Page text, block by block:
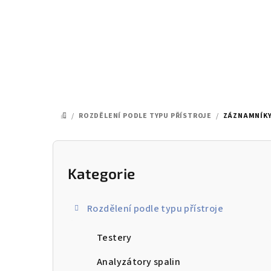
DOMŮ
/ ROZDĚLENÍ PODLE TYPU PŘÍSTROJE / ZÁZNAMNÍKY
P
Přeskočit
kategorie
Kategorie
Rozdělení podle typu přístroje
Testery
Analyzátory spalin